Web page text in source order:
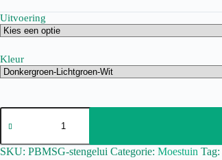
Uitvoering
Kleur
SKU: PBMSG-stengelui Categorie: Moestuin Tag: